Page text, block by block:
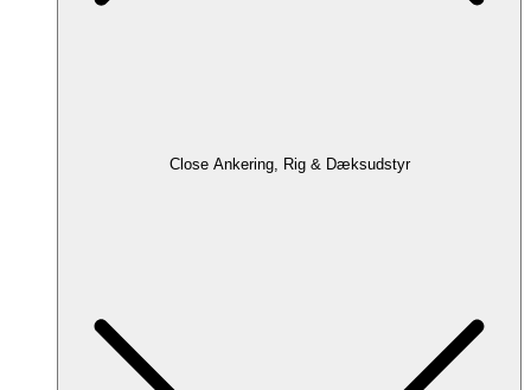
Close Ankering, Rig & Dæksudstyr